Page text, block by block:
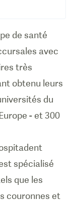
de santé
avec
très
obtenu leurs
du
- et 300
spécialisé
que les
couronnes et